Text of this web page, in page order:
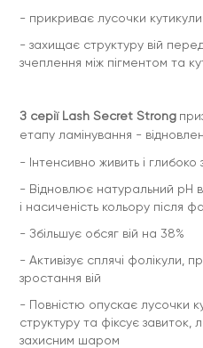
- прикриває лусочки кутикули
- захищає структуру вій
зчеплення між пігментом та
З серії Lash Secret Strong
етапу ламінування -
- Інтенсивно живить і глибоко
- Відновлює натуральний рН
і насиченість кольору після
- Збільшує обсяг вій на 38%
- Активізує сплячі фолікули,
зростання вій
- Повністю опускає лусочки
структуру та фіксує завиток,
захисним шаром